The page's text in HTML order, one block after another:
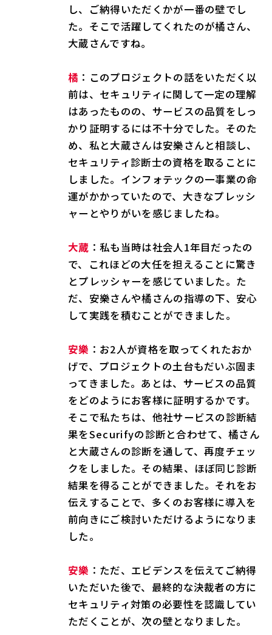
し、ご納得いただくかが一番の壁でし
た。そこで活躍してくれたのが橘さん、
大蔵さんですね。
橘 ：このプロジェクトの話をいただく以
前は、セキュリティに関して一定の理解
はあったものの、サービスの品質をしっ
かり証明するには不十分でした。そのた
め、私と大蔵さんは安樂さんと相談し、
セキュリティ診断士の資格を取ることに
しました。インフォテックの一事業の命
運がかかっていたので、大きなプレッシ
ャーとやりがいを感じましたね。
大蔵 ：私も当時は社会人1年目だったの
で、これほどの大任を担えることに驚き
とプレッシャーを感じていました。た
だ、安樂さんや橘さんの指導の下、安心
して実践を積むことができました。
安樂 ：お2人が資格を取ってくれたおか
げで、プロジェクトの土台もだいぶ固ま
ってきました。あとは、サービスの品質
をどのようにお客様に証明するかです。
そこで私たちは、他社サービスの診断結
果をSecurifyの診断と合わせて、橘さん
と大蔵さんの診断を通して、再度チェッ
クをしました。その結果、ほぼ同じ診断
結果を得ることができました。それをお
伝えすることで、多くのお客様に導入を
前向きにご検討いただけるようになりま
した。
安樂 ：ただ、エビデンスを伝えてご納得
いただいた後で、最終的な決裁者の方に
セキュリティ対策の必要性を認識してい
ただくことが、次の壁となりました。